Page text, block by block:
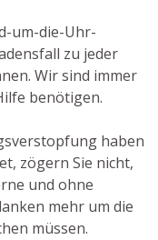
um-die-Uhr-
zu jeder
Wir sind immer
benötigen.
haben
zögern Sie nicht,
und ohne
mehr um die
müssen.